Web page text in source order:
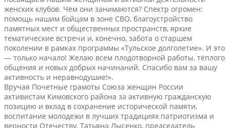
женских клубов. Чем они занимаются? Спектр огромен:
помощь нашим бойцам в зоне СВО, благоустройство
памятных мест и общественных пространств, яркие
тематические встречи и, конечно, забота о старшем
поколении в рамках программы «Тульское долголетие». И это
— только начало! Желаю всем плодотворной работы, тёплого
общения и новых добрых начинаний. Спасибо вам за вашу
активность и неравнодушие!».
Вручая Почетные грамоты Союза женщин России
активистам Кимовского района за активную гражданскую
позицию и вклад в сохранение исторической памяти,
воспитание молодежи в лучших традициях патриотизма и
верности Отечеству, Татьяна Лысенко, председатель